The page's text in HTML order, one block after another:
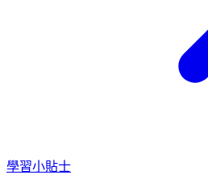
學習小貼士